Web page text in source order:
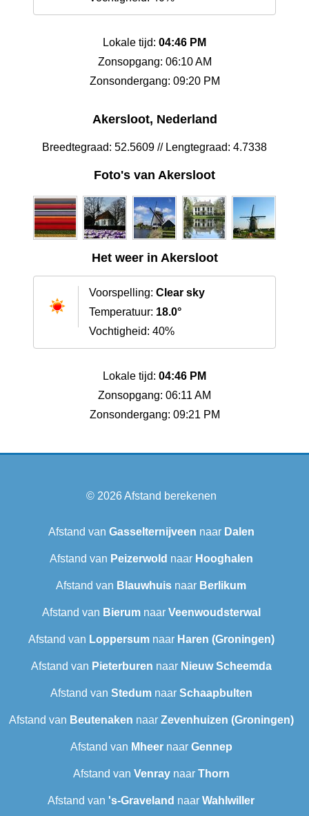
Lokale tijd: 04:46 PM
Zonsopgang: 06:10 AM
Zonsondergang: 09:20 PM
Akersloot, Nederland
Breedtegraad: 52.5609 // Lengtegraad: 4.7338
Foto's van Akersloot
Het weer in Akersloot
Voorspelling: Clear sky
Temperatuur: 18.0°
Vochtigheid: 40%
Lokale tijd: 04:46 PM
Zonsopgang: 06:11 AM
Zonsondergang: 09:21 PM
© 2026Afstand berekenen
Afstand van Gasselternijveen naar Dalen
Afstand van Peizerwold naar Hooghalen
Afstand van Blauwhuis naar Berlikum
Afstand van Bierumnaar Veenwoudsterwal
Afstand van Loppersumnaar Haren (Groningen)
Afstand van Pieterburen naar Nieuw Scheemda
Afstand van Stedumnaar Schaapbulten
Afstand van Beutenaken naar Zevenhuizen (Groningen)
Afstand van Mheernaar Gennep
Afstand van Venraynaar Thorn
Afstand van 's-Graveland naar Wahlwiller